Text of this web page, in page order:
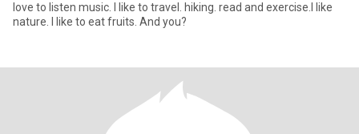
love to listen music. I like to travel. hiking. read and exercise.I like
nature. I like to eat fruits. And you?